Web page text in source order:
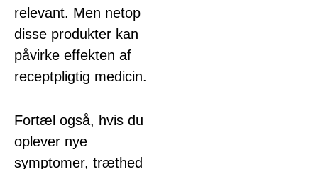
relevant. Men netop
disse produkter kan
påvirke effekten af
receptpligtig medicin.
Fortæl også, hvis du
oplever nye
symptomer, træthed